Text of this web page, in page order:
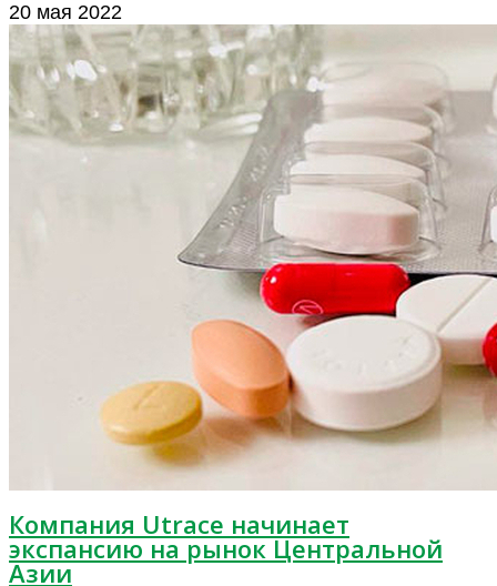
20 мая 2022
Компания Utrace начинает
экспансию на рынок Центральной
Азии